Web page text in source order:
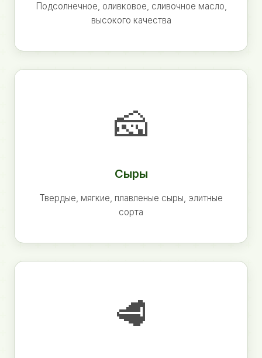
Подсолнечное, оливковое, сливочное масло,
высокого качества
🧀
Сыры
Твердые, мягкие, плавленые сыры, элитные
сорта
🥩